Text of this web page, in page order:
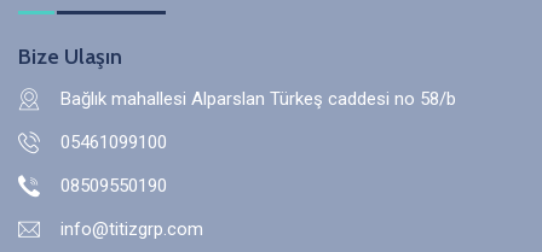
Bize Ulaşın
Bağlık mahallesi Alparslan Türkeş caddesi no 58/b
05461099100
08509550190
info@titizgrp.com